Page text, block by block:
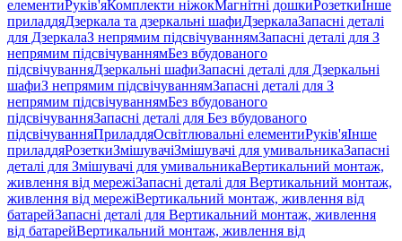
елементиРуків'яКомплекти ніжокМагнітні дошкиРозеткиІнше
приладдяДзеркала та дзеркальні шафиДзеркалаЗапасні деталі
для ДзеркалаЗ непрямим підсвічуваннямЗапасні деталі для З
непрямим підсвічуваннямБез вбудованого
підсвічуванняДзеркальні шафиЗапасні деталі для Дзеркальні
шафиЗ непрямим підсвічуваннямЗапасні деталі для З
непрямим підсвічуваннямБез вбудованого
підсвічуванняЗапасні деталі для Без вбудованого
підсвічуванняПриладдяОсвітлювальні елементиРуків'яІнше
приладдяРозеткиЗмішувачіЗмішувачі для умивальникаЗапасні
деталі для Змішувачі для умивальникаВертикальний монтаж,
живлення від мережіЗапасні деталі для Вертикальний монтаж,
живлення від мережіВертикальний монтаж, живлення від
батарейЗапасні деталі для Вертикальний монтаж, живлення
від батарейВертикальний монтаж, живлення від